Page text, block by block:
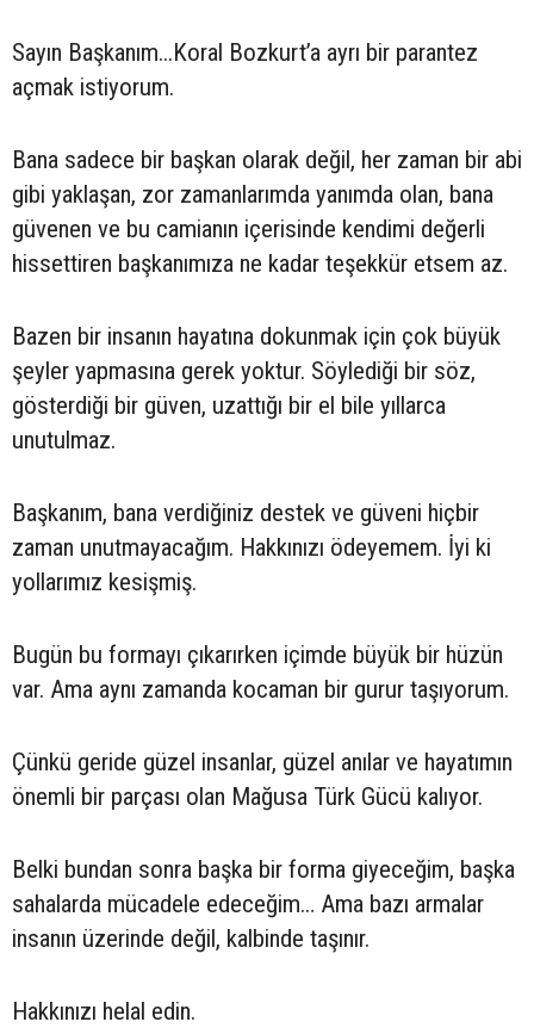
Sayın Başkanım...Koral Bozkurt’a ayrı bir parantez
açmak istiyorum.
Bana sadece bir başkan olarak değil, her zaman bir abi
gibi yaklaşan, zor zamanlarımda yanımda olan, bana
güvenen ve bu camianın içerisinde kendimi değerli
hissettiren başkanımıza ne kadar teşekkür etsem az.
Bazen bir insanın hayatına dokunmak için çok büyük
şeyler yapmasına gerek yoktur. Söylediği bir söz,
gösterdiği bir güven, uzattığı bir el bile yıllarca
unutulmaz.
Başkanım, bana verdiğiniz destek ve güveni hiçbir
zaman unutmayacağım. Hakkınızı ödeyemem. İyi ki
yollarımız kesişmiş.
Bugün bu formayı çıkarırken içimde büyük bir hüzün
var. Ama aynı zamanda kocaman bir gurur taşıyorum.
Çünkü geride güzel insanlar, güzel anılar ve hayatımın
önemli bir parçası olan Mağusa Türk Gücü kalıyor.
Belki bundan sonra başka bir forma giyeceğim, başka
sahalarda mücadele edeceğim… Ama bazı armalar
insanın üzerinde değil, kalbinde taşınır.
Hakkınızı helal edin.